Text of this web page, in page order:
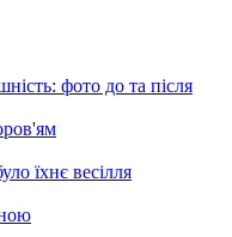
фото до та після
їхнє весілля